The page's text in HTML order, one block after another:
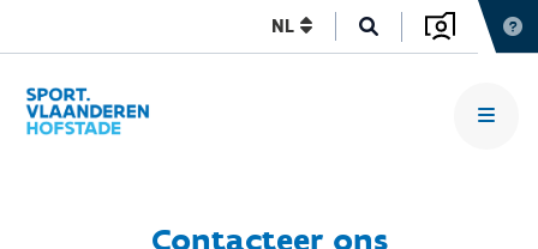
NL
Contacteer ons